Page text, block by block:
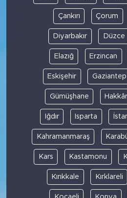
Çankırı Çorum
Diyarbakır Düzce
Elazığ Erzincan
Eskişehir Gaziantep
Gümüşhane
Iğdır Isparta
Kahramanmaraş
Kars Kastamonu
Kırıkkale Kırklareli